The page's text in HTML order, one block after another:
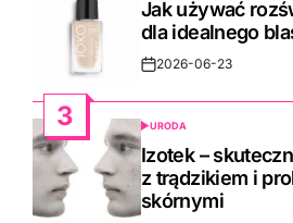
Jak używać
dla idealnego
Post2026-06-23
3
POSTED
IN
URODA
Izotek –
z trądzikiem i
skórnymi